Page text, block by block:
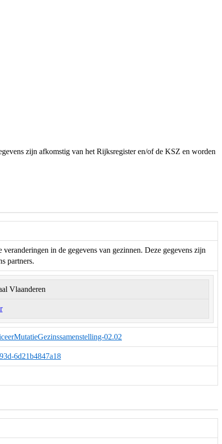
zijn afkomstig van het Rijksregister en/of de KSZ en worden
in de gegevens van gezinnen. Deze gegevens zijn
partners.
Vlaanderen
02.02
6d21b4847a18